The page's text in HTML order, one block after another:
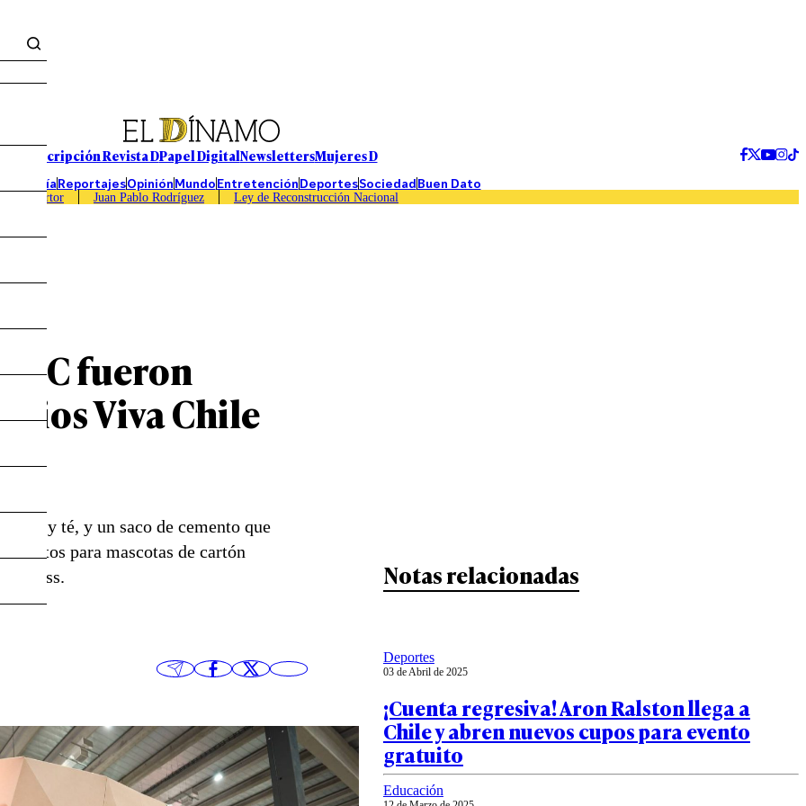
Suscripción Revista DPapel DigitalNewslettersMujeres D
EconomíaReportajesOpiniónMundoEntretenciónDeportesSociedadBuen Dato
Caso Sartor Juan Pablo Rodríguez Ley de Reconstrucción Nacional
fueron
Viva Chile
y té, y un saco de cemento que
para mascotas de cartón
Notas relacionadas
Deportes
03 de Abril de 2025
¡Cuenta regresiva! Aron Ralston llega a
Chile y abren nuevos cupos para evento
gratuito
Educación